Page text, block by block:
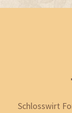
Schlosswirt